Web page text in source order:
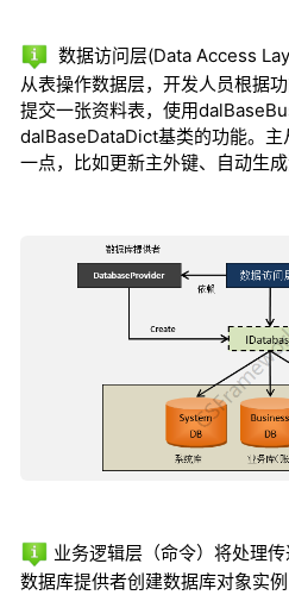
数据访问层(Data Access
从表操作数据层，开发人员根据
提交一张资料表，使用
dalBaseDataDict基类的功能。
一点，比如更新主外键、自动生
业务逻辑层（命令）将处理
数据库提供者创建数据库对象实